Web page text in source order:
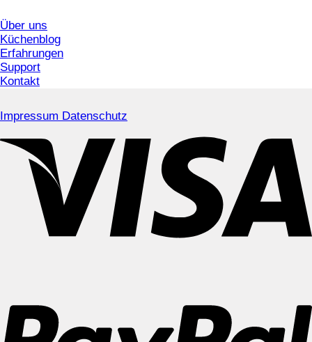
Über uns
Küchenblog
Erfahrungen
Support
Kontakt
Impressum Datenschutz